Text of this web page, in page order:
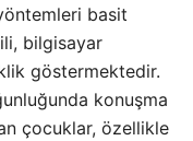
basit
bilgisayar
göstermektedir.
konuşma
çocuklar, özellikle